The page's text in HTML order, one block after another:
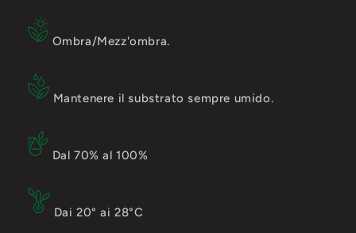
Ombra/Mezz'ombra.
Mantenere il substrato sempre umido.
Dal 70% al 100%
Dai 20° ai 28°C